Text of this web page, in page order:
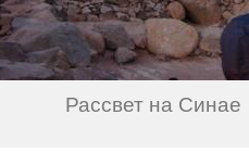
Рассвет на Синае